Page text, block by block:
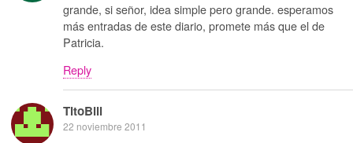
grande, si señor, idea simple pero grande. esperamos
más entradas de este diario, promete más que el de
Patricia.
Reply
TitoBill
22 noviembre 2011